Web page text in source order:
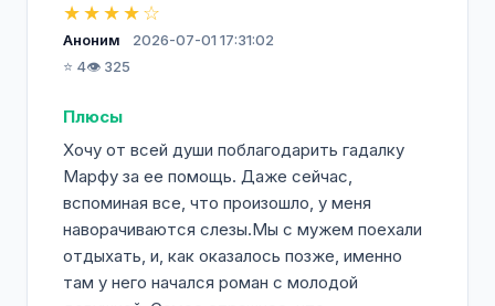
★★★★☆
Аноним
2026-07-01 17:31:02
⭐ 4👁️ 325
Плюсы
Хочу от всей души поблагодарить гадалку
Марфу за ее помощь. Даже сейчас,
вспоминая все, что произошло, у меня
наворачиваются слезы.Мы с мужем поехали
отдыхать, и, как оказалось позже, именно
там у него начался роман с молодой